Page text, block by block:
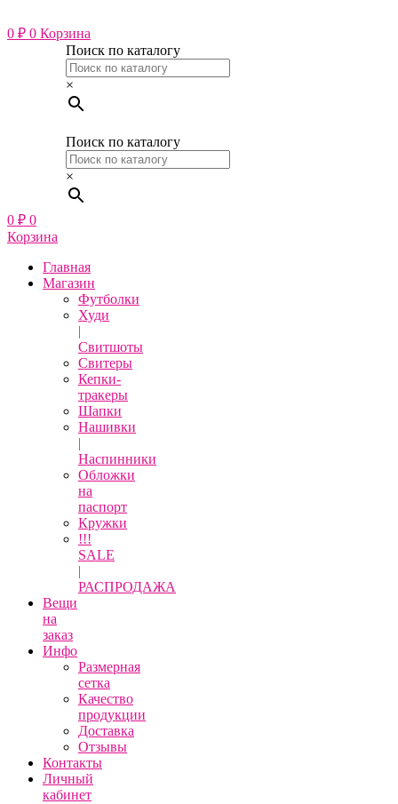
к
содержимому
0 ₽ 0 Корзина
Поиск по каталогу
×
Поиск по каталогу
×
0 ₽ 0
Корзина
Главная
Магазин
Футболки
Худи
|
Свитшоты
Свитеры
Кепки-
тракеры
Шапки
Нашивки
|
Наспинники
Обложки
на
паспорт
Кружки
!!!
SALE
|
РАСПРОДАЖА
Вещи
на
заказ
Инфо
Размерная
сетка
Качество
продукции
Доставка
Отзывы
Контакты
Личный
кабинет